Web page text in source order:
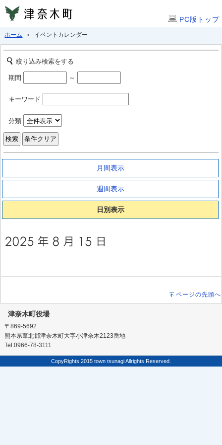
PC版トップ
ホーム ＞ イベントカレンダー
絞り込み検索をする
期間 ～
キーワード
分類
月間表示
週間表示
日別表示
ページの先頭へ
津奈木町役場
〒869-5692
熊本県葦北郡津奈木町大字小津奈木2123番地
Tel:0966-78-3111
CopyRights 2015 town tsunagi Allrights Reserved.